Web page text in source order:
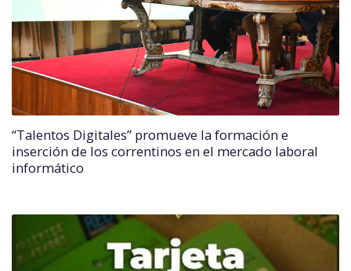
“Talentos Digitales” promueve la formación e
inserción de los correntinos en el mercado laboral
informático